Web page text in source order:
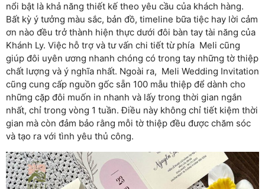
nổi bật là khả năng thiết kế theo yêu cầu của khách hàng.
Bất kỳ ý tưởng màu sắc, bản đồ, timeline bữa tiệc hay lời cảm
ơn nào đều trở thành hiện thực dưới đôi bàn tay tài năng của
Khánh Ly. Việc hỗ trợ và tư vấn chi tiết từ phía Meli cũng
giúp đôi uyên ương nhanh chóng có trong tay những tờ thiệp
chất lượng và ý nghĩa nhất. Ngoài ra, Meli Wedding Invitation
cũng cung cấp nguồn gốc sẵn 100 mẫu thiệp để dành cho
những cặp đôi muốn in nhanh và lấy trong thời gian ngắn
nhất, chỉ trong vòng 1 tuần. Điều này không chỉ tiết kiệm thời
gian mà còn đảm bảo rằng mỗi tờ thiệp đều được chăm sóc
và tạo ra với tình yêu thủ công.